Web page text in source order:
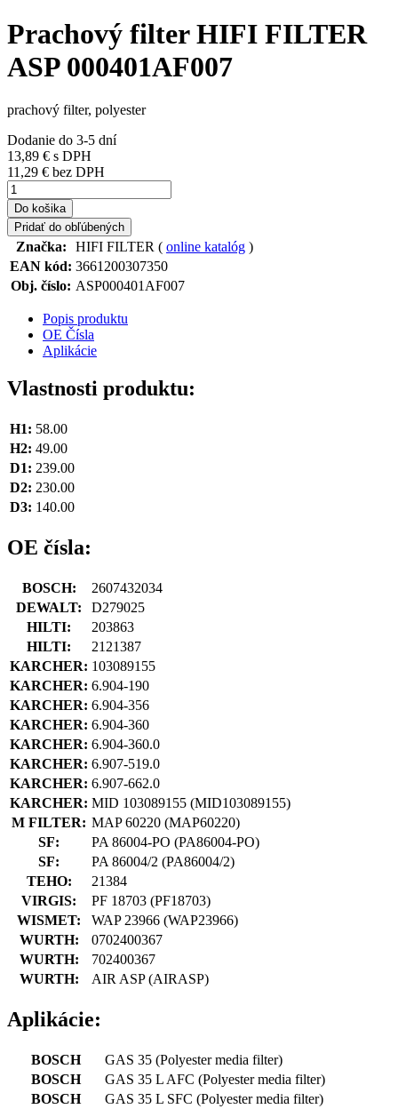
Prachový filter HIFI FILTER
ASP 000401AF007
prachový filter, polyester
Dodanie do 3-5 dní
13,89 € s DPH
11,29 € bez DPH
Do košika
Pridať do obľúbených
Značka: HIFI FILTER ( online katalóg )
EAN kód: 3661200307350
Obj. číslo: ASP000401AF007
Popis produktu
OE Čísla
Aplikácie
Vlastnosti produktu:
H1: 58.00
H2: 49.00
D1: 239.00
D2: 230.00
D3: 140.00
OE čísla:
BOSCH:
2607432034
DEWALT:
D279025
HILTI:
203863
HILTI:
2121387
KARCHER: 103089155
KARCHER: 6.904-190
KARCHER: 6.904-356
KARCHER: 6.904-360
KARCHER: 6.904-360.0
KARCHER: 6.907-519.0
KARCHER: 6.907-662.0
KARCHER: MID 103089155 (MID103089155)
M FILTER: MAP 60220 (MAP60220)
SF:
PA 86004-PO (PA86004-PO)
SF:
PA 86004/2 (PA86004/2)
TEHO:
21384
VIRGIS:
PF 18703 (PF18703)
WISMET:
WAP 23966 (WAP23966)
WURTH:
0702400367
WURTH:
702400367
WURTH:
AIR ASP(AIRASP)
Aplikácie:
BOSCH GAS 35 (Polyester media filter)
BOSCH
GAS 35 L AFC (Polyester media filter)
BOSCH
GAS 35 L SFC (Polyester media filter)